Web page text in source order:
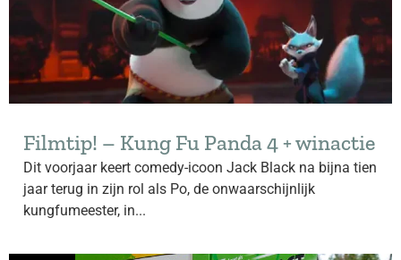
Filmtip! – Kung Fu Panda 4 + winactie
Dit voorjaar keert comedy-icoon Jack Black na bijna tien
jaar terug in zijn rol als Po, de onwaarschijnlijk
kungfumeester, in...